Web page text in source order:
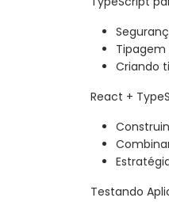
Tipagem
Criando
React +
Testando